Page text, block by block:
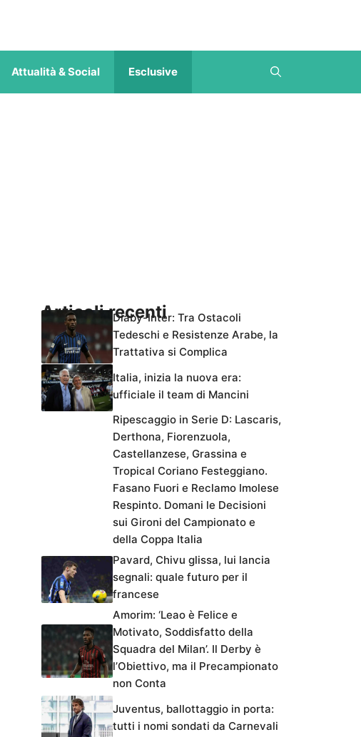
Attualità & Social Esclusive
Articoli recentiDiaby-Inter: Tra Ostacoli
Tedeschi e Resistenze Arabe, la
Trattativa si Complica
Italia, inizia la nuova era:
ufficiale il team di Mancini
Ripescaggio in Serie D: Lascaris,
Derthona, Fiorenzuola,
Castellanzese, Grassina e
Tropical Coriano Festeggiano.
Fasano Fuori e Reclamo Imolese
Respinto. Domani le Decisioni
sui Gironi del Campionato e
della Coppa Italia
Pavard, Chivu glissa, lui lancia
segnali: quale futuro per il
francese
Amorim: ‘Leao è Felice e
Motivato, Soddisfatto della
Squadra del Milan’. Il Derby è
l’Obiettivo, ma il Precampionato
non Conta
Juventus, ballottaggio in porta:
tutti i nomi sondati da Carnevali